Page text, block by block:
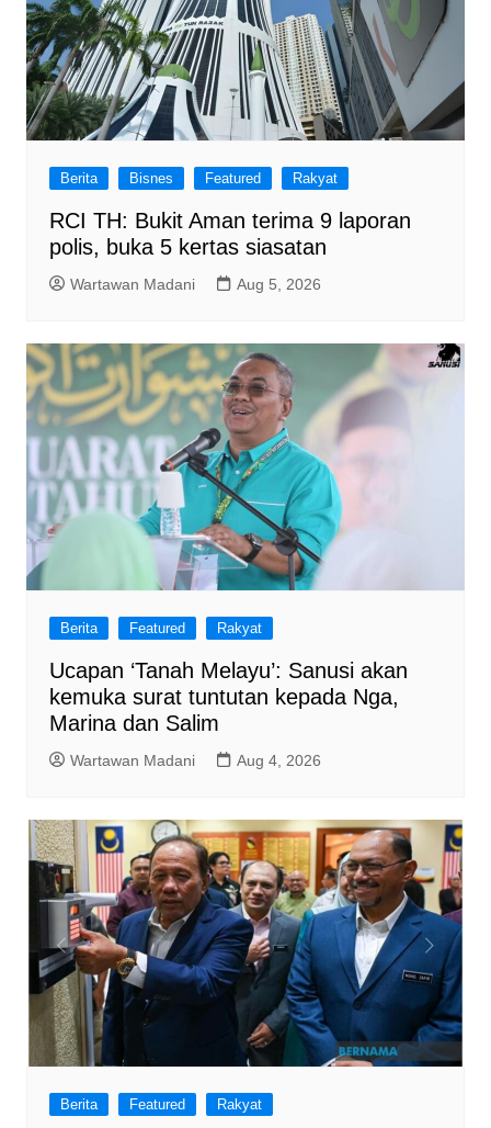
Berita Bisnes Featured Rakyat
RCI TH: Bukit Aman terima 9 laporan
polis, buka 5 kertas siasatan
Wartawan Madani Aug 5, 2026
Berita Featured Rakyat
Ucapan ‘Tanah Melayu’: Sanusi akan
kemuka surat tuntutan kepada Nga,
Marina dan Salim
Wartawan Madani Aug 4, 2026
Berita Featured Rakyat